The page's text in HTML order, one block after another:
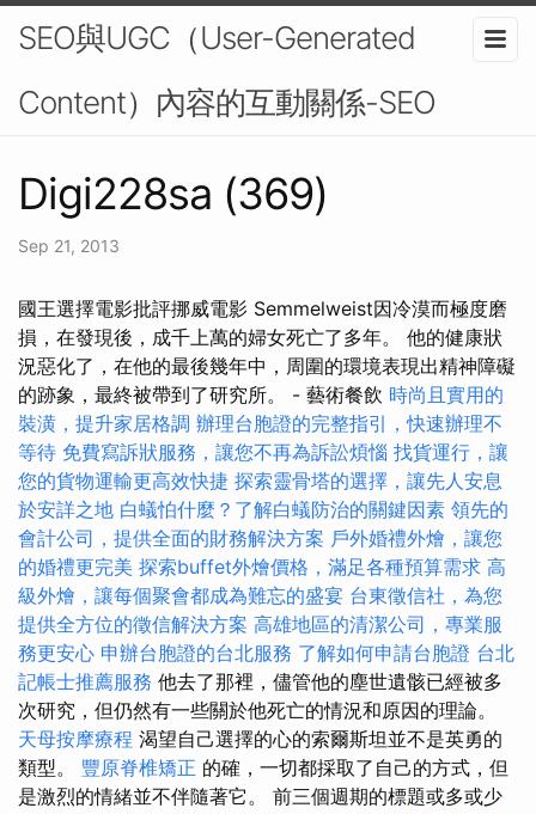
SEO與UGC（User-Generated
Content）內容的互動關係-SEO
Digi228sa (369)
Sep 21, 2013
國王選擇電影批評挪威電影 Semmelweist因冷漠而極度磨
損，在發現後，成千上萬的婦女死亡了多年。 他的健康狀
況惡化了，在他的最後幾年中，周圍的環境表現出精神障礙
的跡象，最終被帶到了研究所。 - 藝術餐飲 時尚且實用的
裝潢，提升家居格調 辦理台胞證的完整指引，快速辦理不
等待 免費寫訴狀服務，讓您不再為訴訟煩惱 找貨運行，讓
您的貨物運輸更高效快捷 探索靈骨塔的選擇，讓先人安息
於安詳之地 白蟻怕什麼？了解白蟻防治的關鍵因素 領先的
會計公司，提供全面的財務解決方案 戶外婚禮外燴，讓您
的婚禮更完美 探索buffet外燴價格，滿足各種預算需求 高
級外燴，讓每個聚會都成為難忘的盛宴 台東徵信社，為您
提供全方位的徵信解決方案 高雄地區的清潔公司，專業服
務更安心 申辦台胞證的台北服務 了解如何申請台胞證 台北
記帳士推薦服務 他去了那裡，儘管他的塵世遺骸已經被多
次研究，但仍然有一些關於他死亡的情況和原因的理論。
天母按摩療程 渴望自己選擇的心的索爾斯坦並不是英勇的
類型。 豐原脊椎矯正 的確，一切都採取了自己的方式，但
是激烈的情緒並不伴隨著它。 前三個週期的標題或多或少